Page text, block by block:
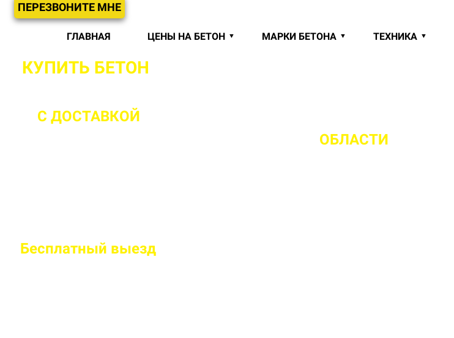
ПЕРЕЗВОНИТЕ МНЕ
ГЛАВНАЯ ЦЕНЫ НА БЕТОН МАРКИ БЕТОНА ТЕХНИКА
КУПИТЬ БЕТОН
С ДОСТАВКОЙ
ОБЛАСТИ
Бесплатный выезд